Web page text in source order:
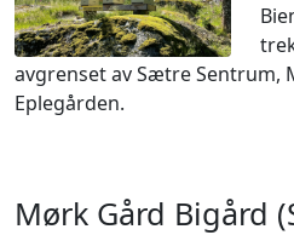
avgrenset av Sætre Sentrum,
Eplegården.
Mørk Gård Bigård